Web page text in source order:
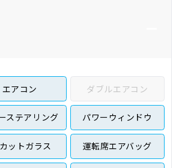
エアコン ダブルエアコン
ステアリング パワーウィンドウ
ットガラス 運転席エアバッグ